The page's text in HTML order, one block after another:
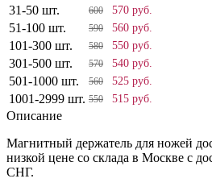
31-50 шт. 600 570 руб.
51-100 шт. 590 560 руб.
101-300 шт. 580 550 руб.
301-500 шт. 570 540 руб.
501-1000 шт. 560 525 руб.
1001-2999 шт. 550 515 руб.
Описание
Магнитный держатель для ножей
низкой цене со склада в Москве с
СНГ.